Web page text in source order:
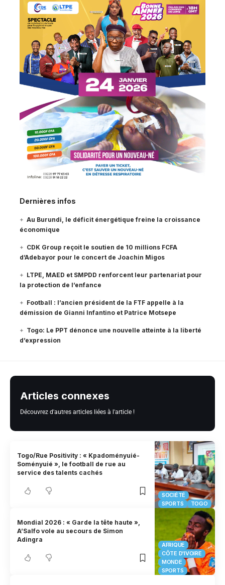
Dernières infos
Au Burundi, le déficit énergétique freine la croissance
économique
CDK Group reçoit le soutien de 10 millions FCFA
d’Adebayor pour le concert de Joachin Migos
LTPE, MAED et SMPDD renforcent leur partenariat pour
la protection de l’enfance
Football : l’ancien président de la FTF appelle à la
démission de Gianni Infantino et Patrice Motsepe
Togo: Le PPT dénonce une nouvelle atteinte à la liberté
d’expression
Articles connexes
Découvrez d'autres articles liées à l'article !
SOCIÉTÉ
SPORTS
TOGO
Togo/Rue Positivity : « Kpadoményuié-
Soményuié », le football de rue au
service des talents cachés
AFRIQUE
CÔTE D'IVOIRE
MONDE
SPORTS
Mondial 2026 : « Garde la tête haute »,
A’Salfo vole au secours de Simon
Adingra